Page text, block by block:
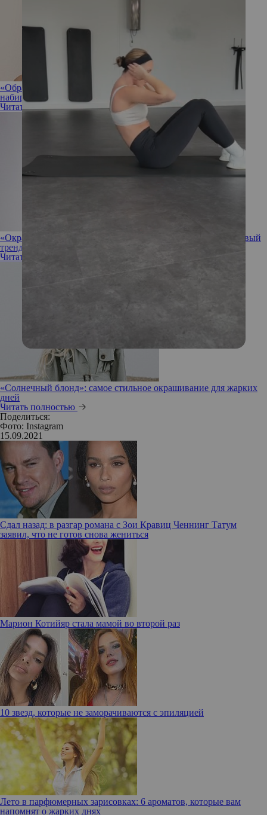
«Обратное омбре»: фирменное окрашивание Билли Айлиш
набирает обороты
Читать полностью
«Окрашивание Золушки»: мягкий платиновый блонд — новый
тренд осени 2021
Читать полностью
«Солнечный блонд»: самое стильное окрашивание для жарких
дней
Читать полностью
Поделиться:
Фото: Instagram
15.09.2021
Сдал назад: в разгар романа с Зои Кравиц Ченнинг Татум
заявил, что не готов снова жениться
Марион Котийяр стала мамой во второй раз
10 звезд, которые не заморачиваются с эпиляцией
Лето в парфюмерных зарисовках: 6 ароматов, которые вам
напомнят о жарких днях